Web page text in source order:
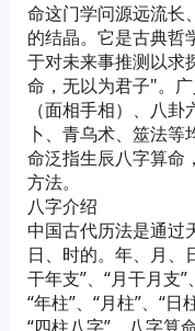
命这门学问源远流长
的结晶。它是古典哲
于对未来事推测以求
命，无以为君子"。
（面相手相）、八
卜、青乌术、筮法
命泛指生辰八字算命
方法。
八字介绍
中国古代历法是通过
日、时的。年、月、
干年支”、“月干月支
“年柱”、“月柱”、“日